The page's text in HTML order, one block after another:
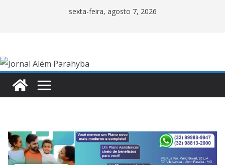
sexta-feira, agosto 7, 2026